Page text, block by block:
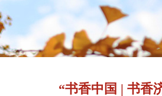
“书香中国 | 书香